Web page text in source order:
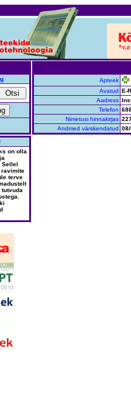
on olla
Sellel
ravimite
terve
Apteek
Avatud E-
Aadress
Telefon
Nimetusi hinnakirjas
Andmed värskendatud